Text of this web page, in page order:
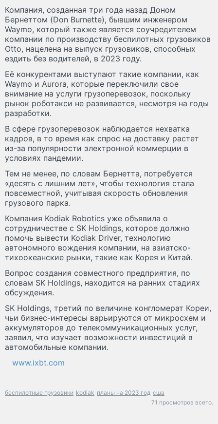
Компания, созданная три года назад Доном
Бернеттом (Don Burnette), бывшим инженером
Waymo, который также является соучредителем
компании по производству беспилотных грузовиков
Otto, нацелена на выпуск грузовиков, способных
ездить без водителей, в 2023 году.
Её конкурентами выступают такие компании, как
Waymo и Aurora, которые переключили свое
внимание на услуги грузоперевозок, поскольку
рынок роботакси не развивается, несмотря на годы
разработки.
В сфере грузоперевозок наблюдается нехватка
кадров, в то время как спрос на доставку растет
из-за популярности электронной коммерции в
условиях пандемии.
Тем не менее, по словам Бернетта, потребуется
«десять с лишним лет», чтобы технология стала
повсеместной, учитывая скорость обновления
грузового парка.
Компания Kodiak Robotics уже объявила о
сотрудничестве с SK Holdings, которое должно
помочь вывести Kodiak Driver, технологию
автономного вождения компании, на азиатско-
тихоокеанские рынки, такие как Корея и Китай.
Вопрос создания совместного предприятия, по
словам SK Holdings, находится на ранних стадиях
обсуждения.
SK Holdings, третий по величине конгломерат Кореи,
чьи бизнес-интересы варьируются от микросхем и
аккумуляторов до телекоммуникационных услуг,
заявил, что изучает возможности инвестиций в
автомобильные компании.
www.ixbt.com
беспилотные грузовики kodiak планы на 2023 год сша
71 просмотров всего.